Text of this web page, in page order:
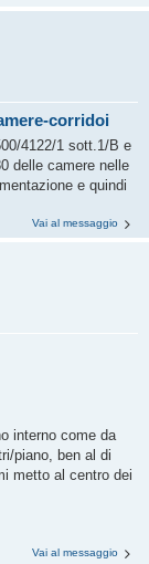
corridoi
4122/1 sott.1/B e
delle camere nelle
e quindi
Vai al messaggio
interno come da
piano, ben al di
metto al centro dei
Vai al messaggio